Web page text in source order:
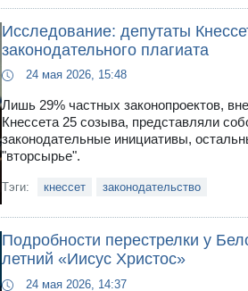
Исследование: депутаты
законодательного плагиата
24 мая 2026, 15:48
Лишь 29% частных законопроектов,
Кнессета 25 созыва, представляли
законодательные инициативы,
"вторсырье".
Тэги: кнессет законодательство
Подробности перестрелки у
летний «Иисус Христос»
24 мая 2026, 14:37